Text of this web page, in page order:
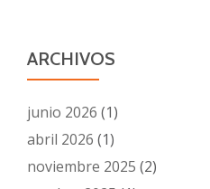
ARCHIVOS
junio 2026 (1)
abril 2026 (1)
noviembre 2025 (2)